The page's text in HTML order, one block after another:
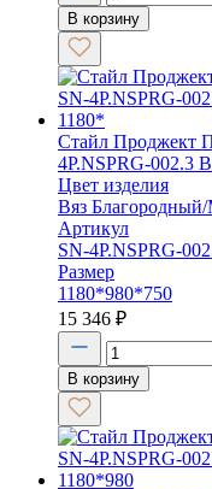
В корзину
Стайл Проджект
4P.NSPRG-002.3
Цвет изделия
Вяз
Артикул
SN-4P.NSPRG-
Размер
1180*980*750
15 346 ₽
В корзину